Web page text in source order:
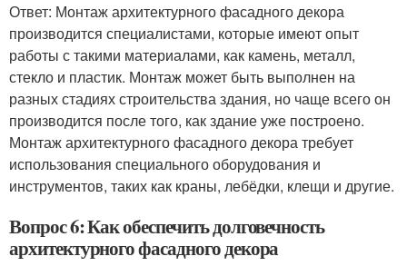
Ответ: Монтаж архитектурного фасадного декора
производится специалистами, которые имеют опыт
работы с такими материалами, как камень, металл,
стекло и пластик. Монтаж может быть выполнен на
разных стадиях строительства здания, но чаще всего он
производится после того, как здание уже построено.
Монтаж архитектурного фасадного декора требует
использования специального оборудования и
инструментов, таких как краны, лебёдки, клещи и другие.
Вопрос 6: Как обеспечить долговечность
архитектурного фасадного декора